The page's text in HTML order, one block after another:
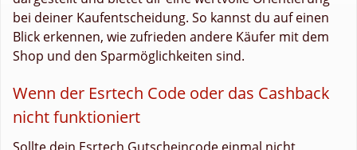
bei deiner Kaufentscheidung. So kannst du auf einen
Blick erkennen, wie zufrieden andere Käufer mit dem
Shop und den Sparmöglichkeiten sind.
Wenn der Esrtech Code oder das Cashback
nicht funktioniert